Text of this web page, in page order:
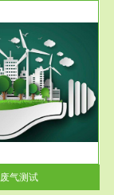
废气测试